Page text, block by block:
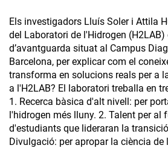
Els investigadors Lluís Soler i Attila
del Laboratori de l'Hidrogen (H2LAB)
d’avantguarda situat al Campus
Barcelona, per explicar com el
transforma en solucions reals per a
a l'H2LAB? El laboratori treballa en
1. Recerca bàsica d'alt nivell: per
l'hidrogen més lluny. 2. Talent per al
d'estudiants que lideraran la
Divulgació: per apropar la ciència de